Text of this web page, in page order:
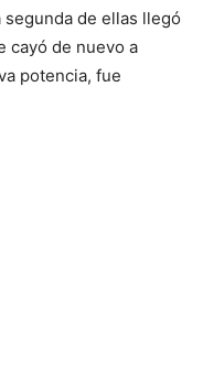
de ellas llegó
cayó de nuevo a
potencia, fue